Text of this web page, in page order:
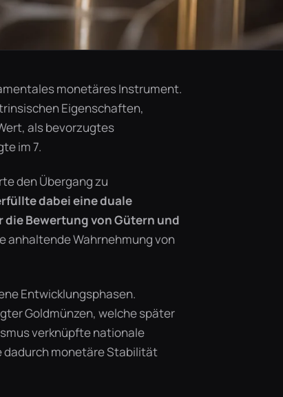
monetäres Instrument.
Eigenschaften,
als bevorzugtes
im 7.
den Übergang zu
dabei eine duale
Bewertung von Gütern und
anhaltende Wahrnehmung von
Entwicklungsphasen.
Goldmünzen, welche später
verknüpfte nationale
dadurch monetäre Stabilität